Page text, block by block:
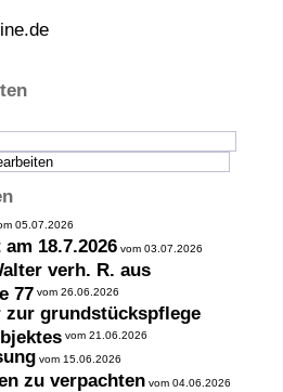
05.07.2026
18.7.2026 vom 03.07.2026
verh. R. aus
77 vom 26.06.2026
zur grundstückspflege
vom 21.06.2026
vom 15.06.2026
zu verpachten vom 04.06.2026